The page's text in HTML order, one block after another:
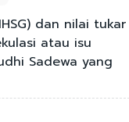
dan nilai tukar
atau isu
Sadewa yang